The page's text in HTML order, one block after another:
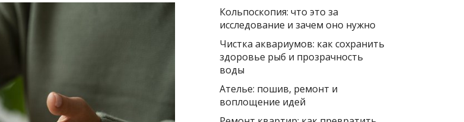
Кольпоскопия: что это за
исследование и зачем оно нужно
Чистка аквариумов: как сохранить
здоровье рыб и прозрачность
воды
Ателье: пошив, ремонт и
воплощение идей